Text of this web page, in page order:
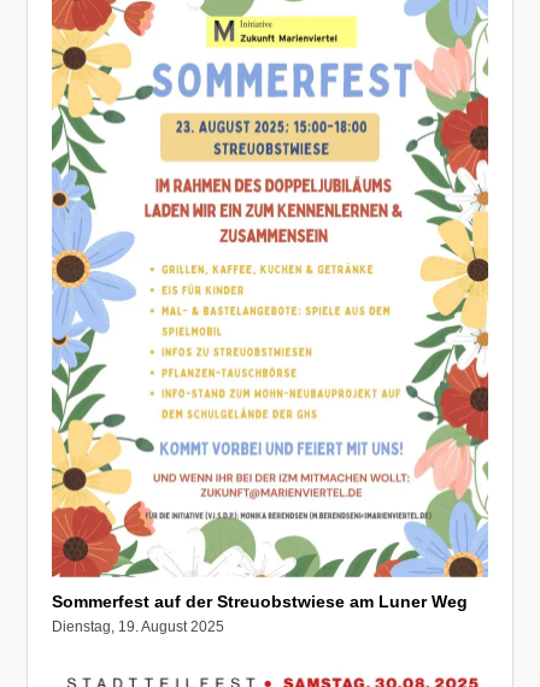
Sommerfest auf der Streuobstwiese am Luner Weg
Dienstag, 19. August 2025